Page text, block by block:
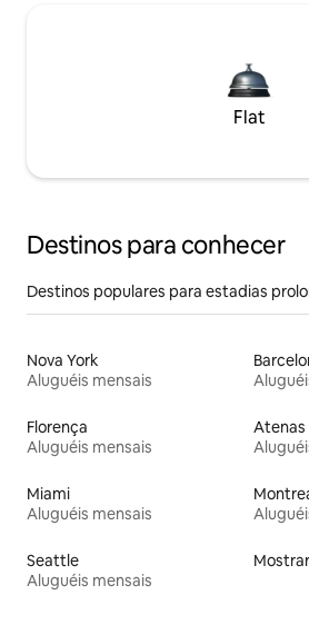
Flat
Destinos para conhecer
Destinos populares para estadias
Nova York
Aluguéis mensais
Florença
Aluguéis mensais
Atenas
Miami
Aluguéis mensais
Seattle
Aluguéis mensais